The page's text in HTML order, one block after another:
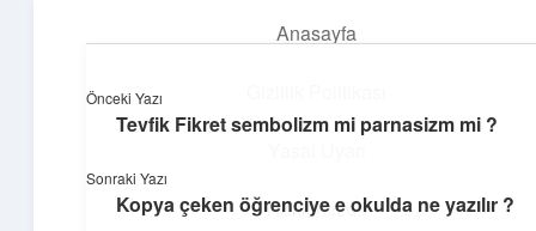
Anasayfa
Hakkımızda
Güncel paylaşımlar ve ilginç keşiflerle dolu içerikler.
Önceki Yazı
Tevfik Fikret sembolizm mi parnasizm mi ?
Sonraki Yazı
Kopya çeken öğrenciye e okulda ne yazılır ?